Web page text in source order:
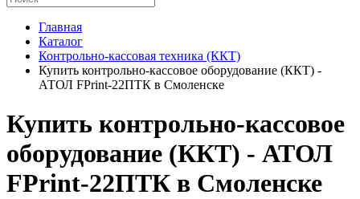
Главная
Каталог
Контрольно-кассовая техника (ККТ)
Купить контрольно-кассовое оборудование (ККТ) -
АТОЛ FPrint-22ПТК в Смоленске
Купить контрольно-кассовое
оборудование (ККТ) - АТОЛ
FPrint-22ПТК в Смоленске